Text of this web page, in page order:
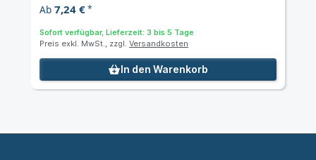
Ab 7,24 €*
Sofort verfügbar, Lieferzeit: 3 bis 5 Tage
Preis exkl. MwSt., zzgl. Versandkosten
In den Warenkorb